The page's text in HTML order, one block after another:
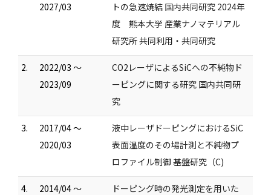
2027/03
トの急速焼結 国内共同研究 2024年
度 熊本大学 産業ナノマテリアル
研究所 共同利用・共同研究
2.
2022/03 ～
2023/09
CO2レーザによるSiCへの不純物ド
ーピングに関する研究 国内共同研
究
3.
2017/04 ～
2020/03
液中レーザドーピングにおけるSiC
表面温度のその場計測と不純物プ
ロファイル制御 基盤研究（C)
4.
2014/04 ～
ドーピング時の発光測定を用いた